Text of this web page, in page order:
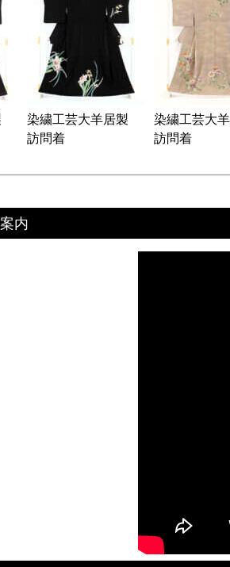
染繍工芸大羊居製
訪問着
染繍工芸大
訪問着
内